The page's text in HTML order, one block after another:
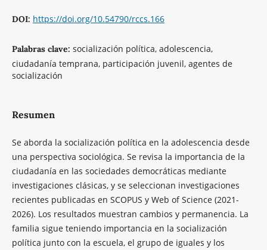
DOI: https://doi.org/10.54790/rccs.166
Palabras clave: socialización política, adolescencia,
ciudadanía temprana, participación juvenil, agentes de
socialización
Resumen
Se aborda la socialización política en la adolescencia desde
una perspectiva sociológica. Se revisa la importancia de la
ciudadanía en las sociedades democráticas mediante
investigaciones clásicas, y se seleccionan investigaciones
recientes publicadas en SCOPUS y Web of Science (2021-
2026). Los resultados muestran cambios y permanencia. La
familia sigue teniendo importancia en la socialización
política junto con la escuela, el grupo de iguales y los